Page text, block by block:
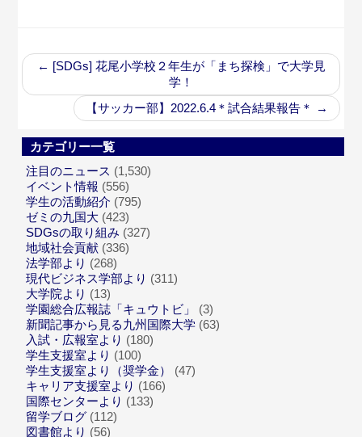
← [SDGs] 花尾小学校２年生が「まち探検」で大学見
学！
【サッカー部】2022.6.4＊試合結果報告＊
→
カテゴリー一覧
注目のニュース (1,530)
イベント情報 (556)
学生の活動紹介 (795)
ゼミの九国大 (423)
SDGsの取り組み (327)
地域社会貢献 (336)
法学部より (268)
現代ビジネス学部より (311)
大学院より (13)
学園総合広報誌「キュウトビ」
(3)
新聞記事から見る九州国際大学 (63)
入試・広報室より (180)
学生支援室より (100)
学生支援室より（奨学金）
(47)
キャリア支援室より (166)
国際センターより (133)
留学ブログ (112)
図書館より (56)